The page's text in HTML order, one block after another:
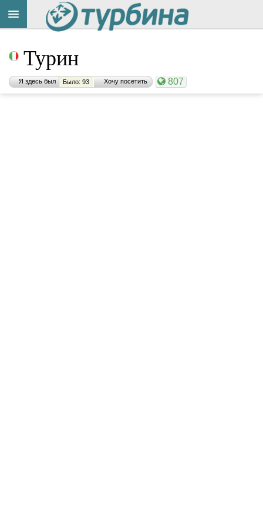
Турин
Я здесь был Было: 93 Хочу посетить 807